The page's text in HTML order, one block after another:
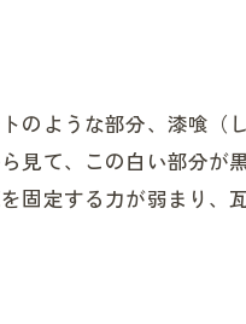
のような部分、漆喰（
見て、この白い部分が
固定する力が弱まり、